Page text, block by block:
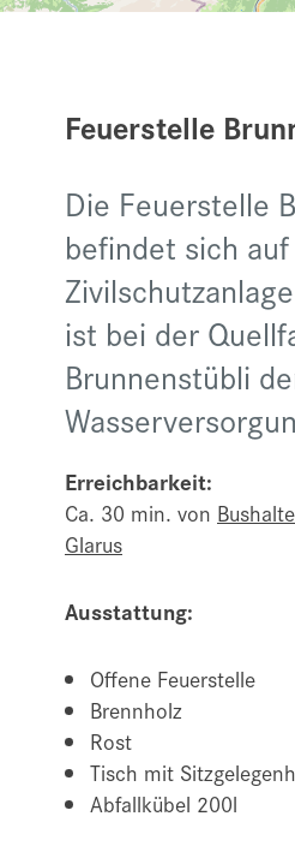
Feuerstelle
Die Feuerstelle
befindet sich
ist bei der
Brunnenstübli
Erreichbarkeit:
Ca. 30 min. von
Glarus
Ausstattung:
Offene Feuerstelle
Brennholz
Rost
Tisch mit
Abfallkübel 200l